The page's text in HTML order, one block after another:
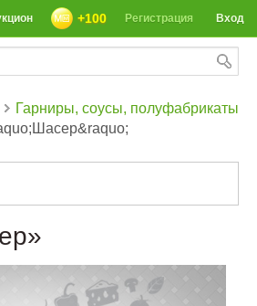
Вход
Регистрация
+100
Гарниры, соусы, полуфабрикаты